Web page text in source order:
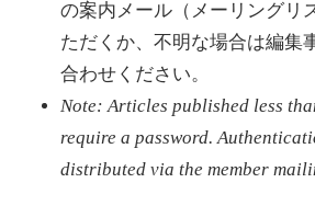
の案内メール（メーリングリ
ただくか、不明な場合は編集
合わせください。
Note: Articles published less
require a password.
distributed via the member